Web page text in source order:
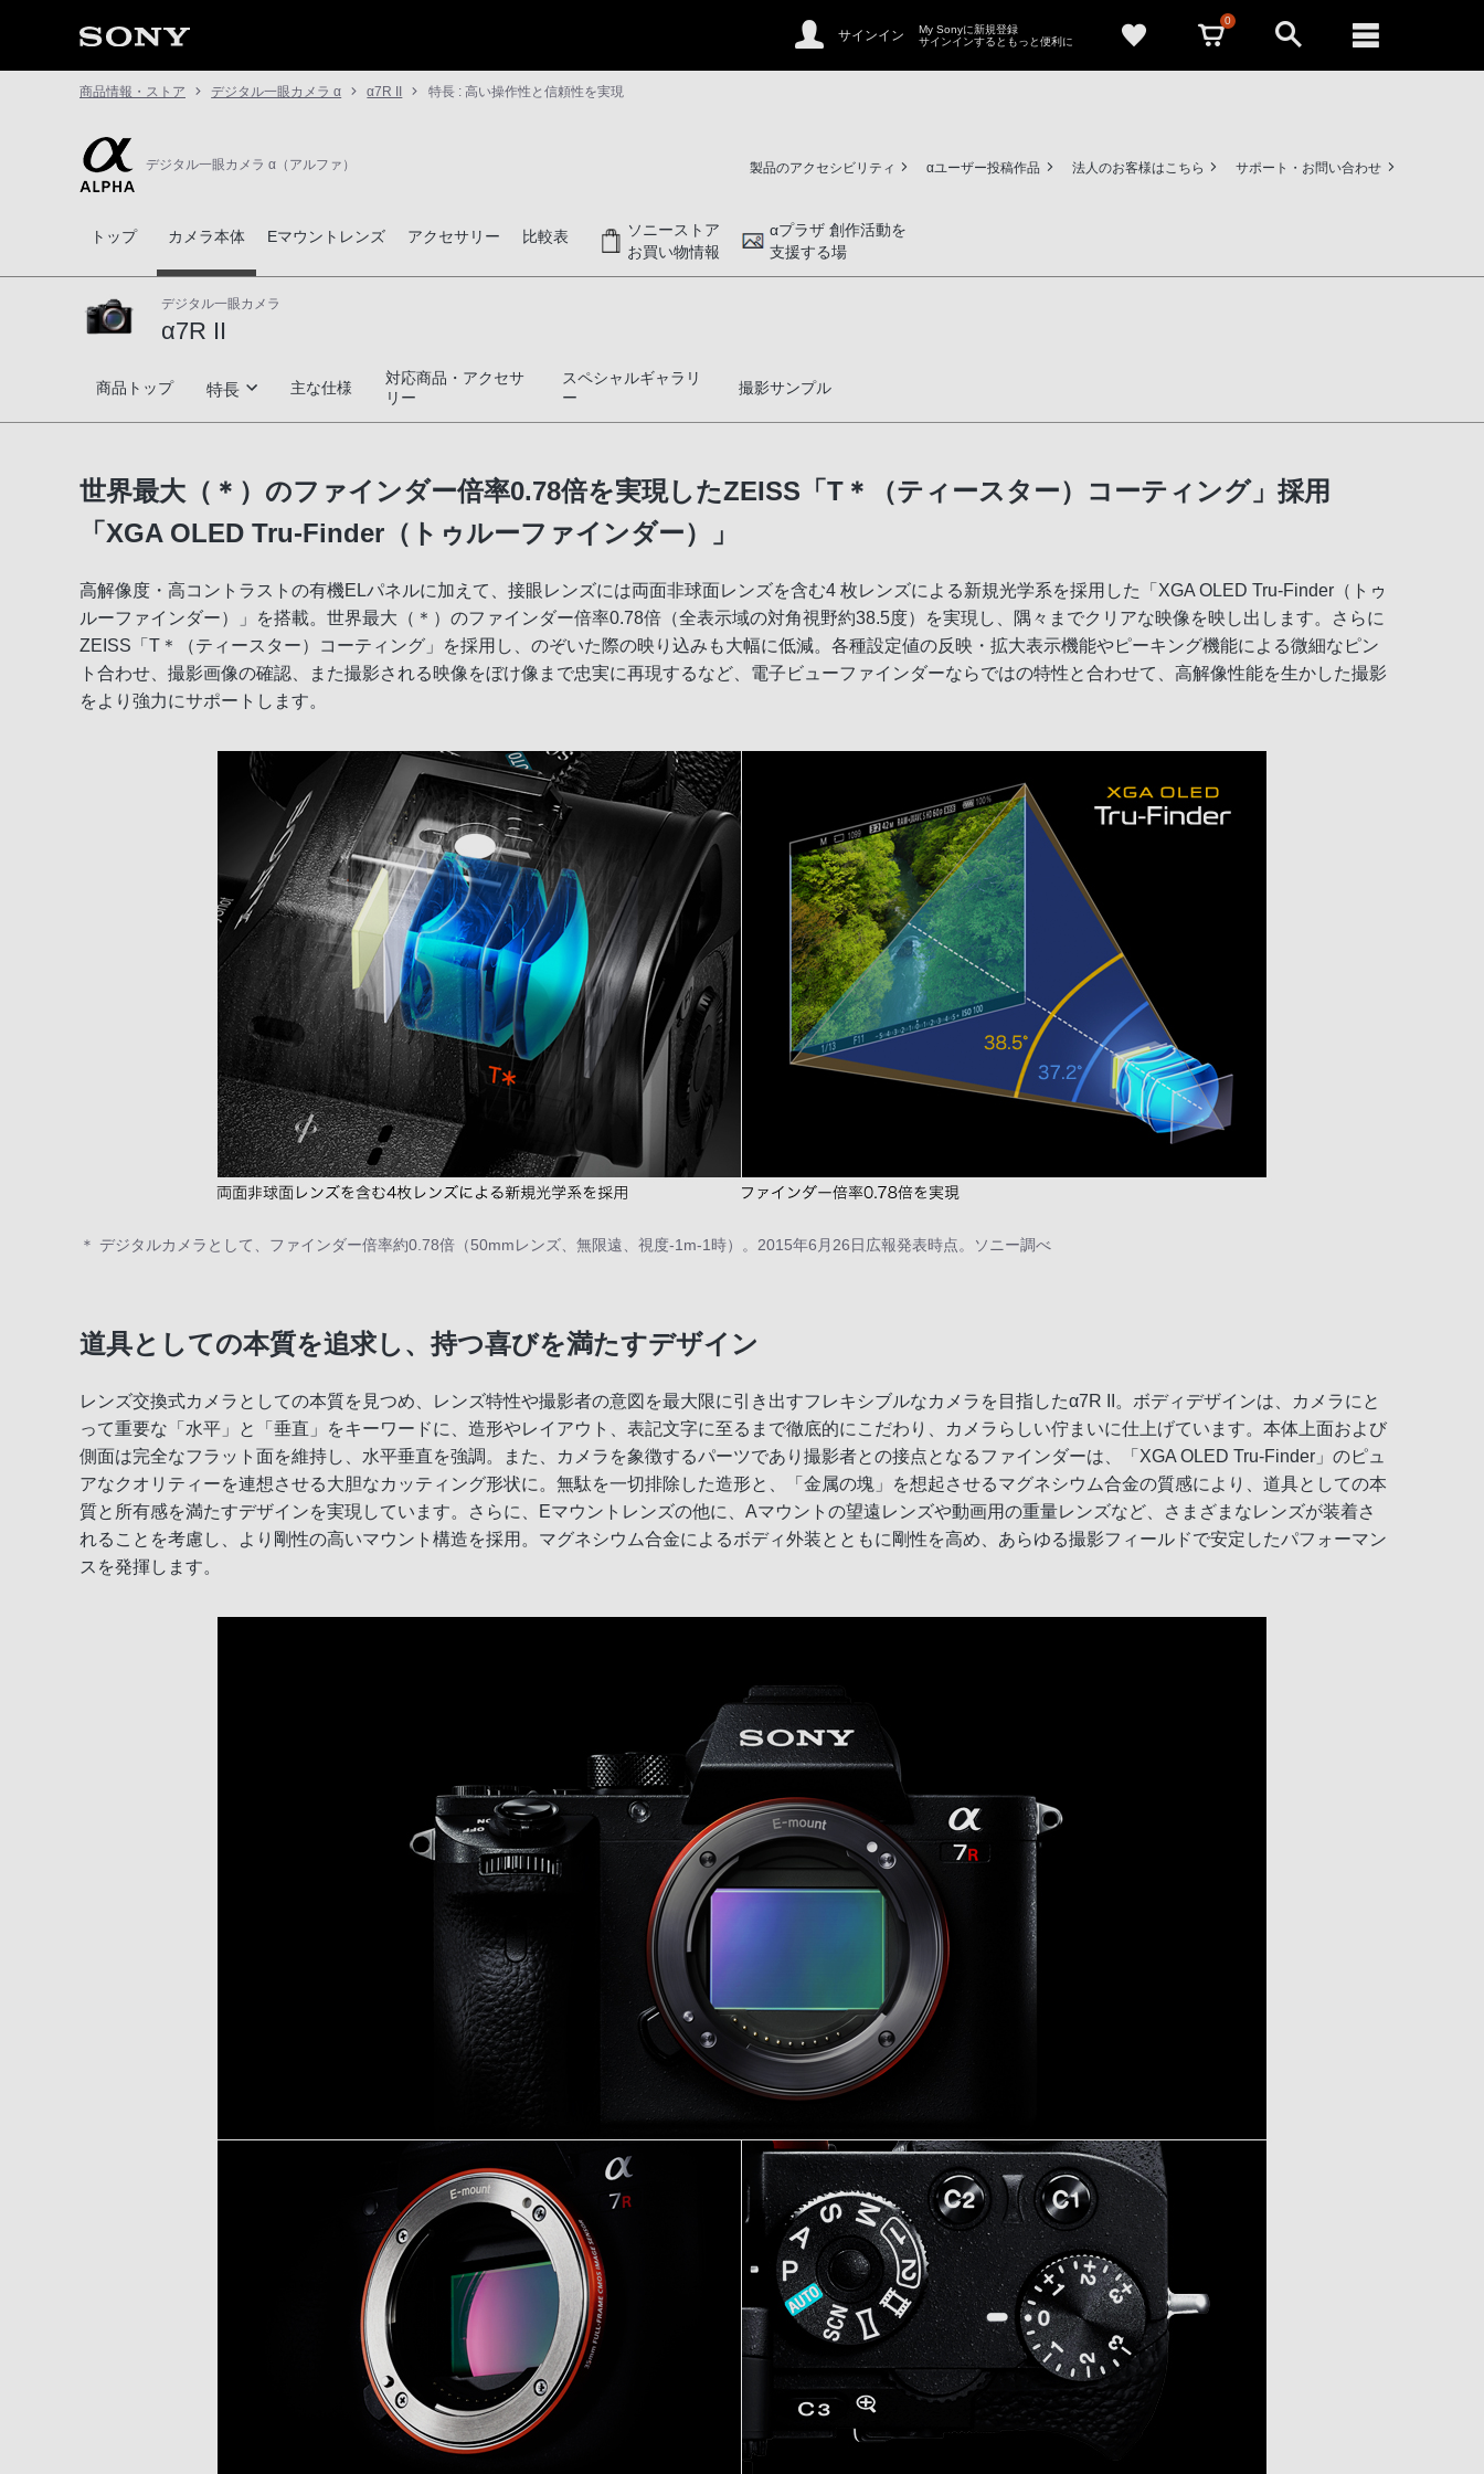
サインイン
My Sonyに新規登録
サインインするともっと便利に
0
商品情報・ストア デジタル一眼カメラ α α7R II 特長 : 高い操作性と信頼性を実現
デジタル一眼カメラ α（アルファ） 製品のアクセシビリティ αユーザー投稿作品 法人のお客様はこちら サポート・お問い合わせ
トップ カメラ本体 Eマウントレンズ アクセサリー 比較表
ソニーストア
お買い物情報
αプラザ 創作活動を
支援する場
デジタル一眼カメラ
α7R II
α7R II
商品トップ 特長
ファストハイブリッドAF
高解像4K動画記録
高い操作性と信頼性を実現
ソニーならではの機能/WEBカメラ対応
主な仕様
対応商品・アクセサ
リー
スペシャルギャラリ
ー
撮影サンプル
世界最大（＊）のファインダー倍率0.78倍を実現したZEISS「T＊（ティースター）コーティング」採用
「XGA OLED Tru-Finder（トゥルーファインダー）」
高解像度・高コントラストの有機ELパネルに加えて、接眼レンズには両面非球面レンズを含む4 枚レンズによる新規光学系を採用した「XGA OLED Tru-Finder（トゥ
ルーファインダー）」を搭載。世界最大（＊）のファインダー倍率0.78倍（全表示域の対角視野約38.5度）を実現し、隅々までクリアな映像を映し出します。さらに
ZEISS「T＊（ティースター）コーティング」を採用し、のぞいた際の映り込みも大幅に低減。各種設定値の反映・拡大表示機能やピーキング機能による微細なピン
ト合わせ、撮影画像の確認、また撮影される映像をぼけ像まで忠実に再現するなど、電子ビューファインダーならではの特性と合わせて、高解像性能を生かした撮影
をより強力にサポートします。
＊ デジタルカメラとして、ファインダー倍率約0.78倍（50mmレンズ、無限遠、視度-1m-1時）。2015年6月26日広報発表時点。ソニー調べ
道具としての本質を追求し、持つ喜びを満たすデザイン
レンズ交換式カメラとしての本質を見つめ、レンズ特性や撮影者の意図を最大限に引き出すフレキシブルなカメラを目指したα7R II。ボディデザインは、カメラにと
って重要な「水平」と「垂直」をキーワードに、造形やレイアウト、表記文字に至るまで徹底的にこだわり、カメラらしい佇まいに仕上げています。本体上面および
側面は完全なフラット面を維持し、水平垂直を強調。また、カメラを象徴するパーツであり撮影者との接点となるファインダーは、「XGA OLED Tru-Finder」のピュ
アなクオリティーを連想させる大胆なカッティング形状に。無駄を一切排除した造形と、「金属の塊」を想起させるマグネシウム合金の質感により、道具としての本
質と所有感を満たすデザインを実現しています。さらに、Eマウントレンズの他に、Aマウントの望遠レンズや動画用の重量レンズなど、さまざまなレンズが装着さ
れることを考慮し、より剛性の高いマウント構造を採用。マグネシウム合金によるボディ外装とともに剛性を高め、あらゆる撮影フィールドで安定したパフォーマン
スを発揮します。